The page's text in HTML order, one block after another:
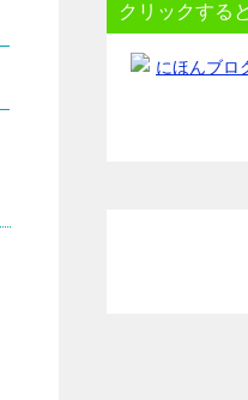
クリックする